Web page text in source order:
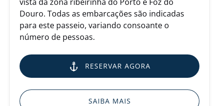
Douro. Todas as embarcações são indicadas
para este passeio, variando consoante o
número de pessoas.
RESERVAR AGORA
SAIBA MAIS